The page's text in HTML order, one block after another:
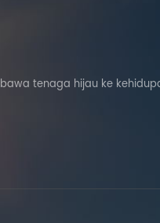
bawa tenaga hijau ke